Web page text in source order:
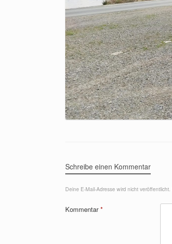
Schreibe einen Kommentar
Deine E-Mail-Adresse wird nicht veröffentlicht.
Kommentar*